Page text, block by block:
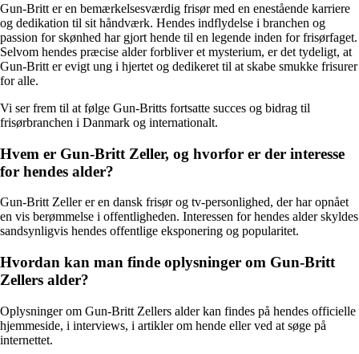
Gun-Britt er en bemærkelsesværdig frisør med en enestående karriere
og dedikation til sit håndværk. Hendes indflydelse i branchen og
passion for skønhed har gjort hende til en legende inden for frisørfaget.
Selvom hendes præcise alder forbliver et mysterium, er det tydeligt, at
Gun-Britt er evigt ung i hjertet og dedikeret til at skabe smukke frisurer
for alle.
Vi ser frem til at følge Gun-Britts fortsatte succes og bidrag til
frisørbranchen i Danmark og internationalt.
Hvem er Gun-Britt Zeller, og hvorfor er der interesse
for hendes alder?
Gun-Britt Zeller er en dansk frisør og tv-personlighed, der har opnået
en vis berømmelse i offentligheden. Interessen for hendes alder skyldes
sandsynligvis hendes offentlige eksponering og popularitet.
Hvordan kan man finde oplysninger om Gun-Britt
Zellers alder?
Oplysninger om Gun-Britt Zellers alder kan findes på hendes officielle
hjemmeside, i interviews, i artikler om hende eller ved at søge på
internettet.